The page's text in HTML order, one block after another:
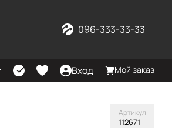
096-333-33-33
Вход Мой заказ
Артикул
112671